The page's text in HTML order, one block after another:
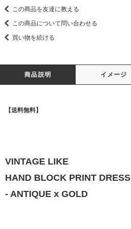
この商品を友達に教える
この商品について問い合わせる
買い物を続ける
商品説明 イメージ
【送料無料】
VINTAGE LIKE
HAND BLOCK PRINT DRESS
- ANTIQUE x GOLD